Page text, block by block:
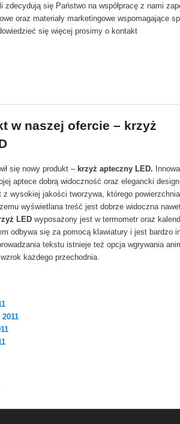
zdecydują się Państwo na współpracę z nami
oraz materiały marketingowe wspomagające
się więcej prosimy o kontakt
w naszej ofercie – krzyż
się nowy produkt – krzyż apteczny LED.
aptece dobrą widoczność oraz elegancki
z wysokiej jakości tworzywa, którego
wyświetlana treść jest dobrze widoczna
LED wyposażony jest w termometr oraz
odbywa się za pomocą klawiatury i jest bardzo
tekstu istnieje też opcja wgrywania
każdego przechodnia.